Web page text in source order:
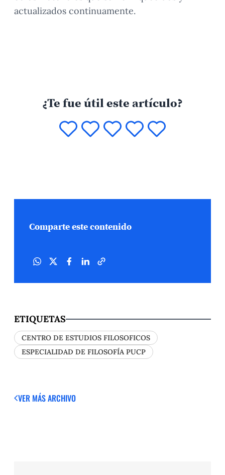
actualizados continuamente.
¿Te fue útil este artículo?
Comparte este contenido
ETIQUETAS
CENTRO DE ESTUDIOS FILOSOFICOS
ESPECIALIDAD DE FILOSOFÍA PUCP
VER MÁSARCHIVO